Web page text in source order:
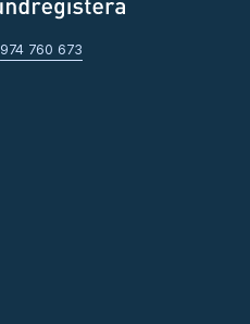
974 760 673